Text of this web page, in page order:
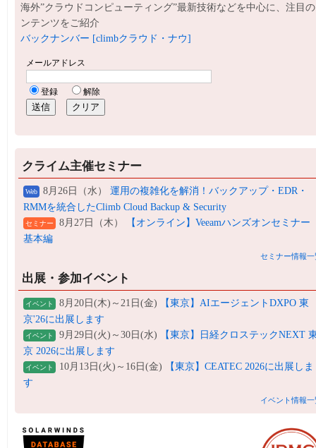
海外”クラウドコンピューティング”最新技術などを中心に、注目
ンテンツをご紹介
バックナンバー [climbクラウド・ナウ]
クライム主催セミナー
Web 8月26日（水） 運用の複雑化を解消！バックアップ・EDR・
RMMを統合したClimb Cloud Backup & Security
セミナー 8月27日（木）
【オンライン】Veeamハンズオンセミナー
基本編
セミナー情報一
出展・参加イベント
イベント 8月20日(木)～21日(金)
【東京】AIエージェントDXPO 東
京'26に出展します
イベント 9月29日(火)～30日(水)
【東京】日経クロステックNEXT
京 2026に出展します
イベント 10月13日(火)～16日(金)
【東京】CEATEC 2026に出展しま
す
イベント情報一